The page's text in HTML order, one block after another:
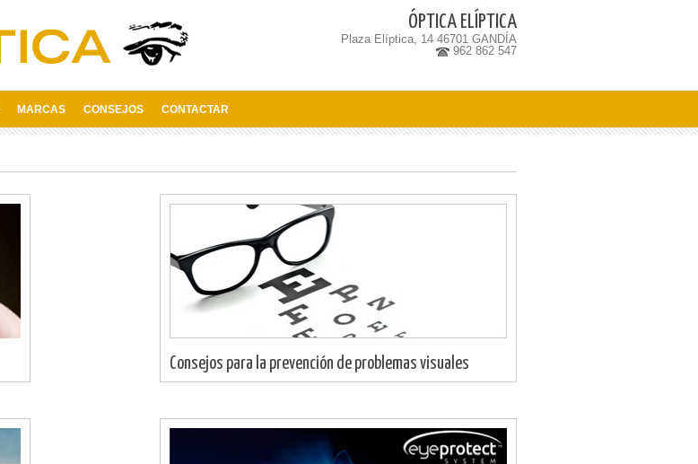
ÓPTICA ELÍPTICA
Plaza Elíptica, 14 46701 GANDÍA
962 862 547
MARCAS CONSEJOS CONTACTAR
Consejos para la prevención de problemas visuales